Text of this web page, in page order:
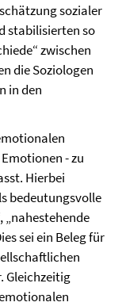
sozialer
stabilisierten so
zwischen
die Soziologen
in den
- zu
Hierbei
bedeutungsvolle
sei ein Beleg für
Gleichzeitig